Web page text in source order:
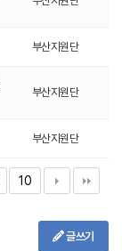
부산지원단
부산지원단
부산지원단
10
글쓰기